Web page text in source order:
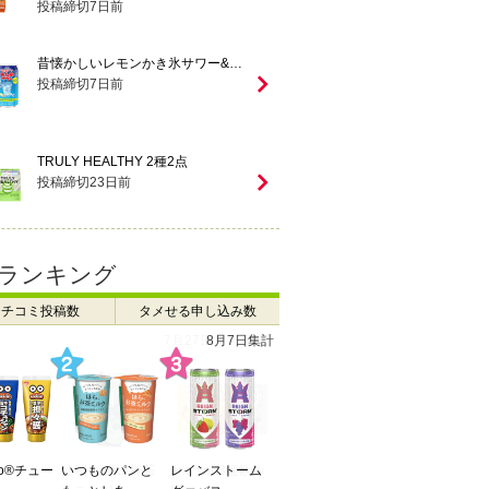
投稿締切7 日前
昔懐かしいレモンかき氷サワー&…
投稿締切7 日前
TRULY HEALTHY 2種2点
投稿締切23 日前
ンキング
コミ投稿数
タメせる申し込み数
7月27日 ～ 8月2日
チュー
辻利 お濃い抹茶
enn you3種飲み